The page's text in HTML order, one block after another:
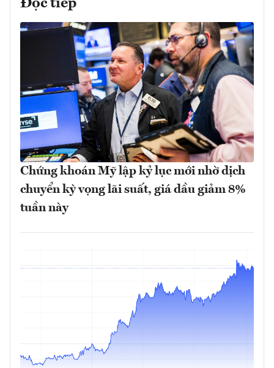
Đọc tiếp
Chứng khoán Mỹ lập kỷ lục mới nhờ dịch
chuyển kỳ vọng lãi suất, giá dầu giảm 8%
tuần này